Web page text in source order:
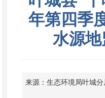
年第四季
水源
来源：生态环境局叶城分